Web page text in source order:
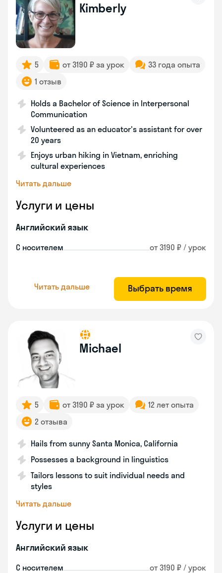
Kimberly
5 от 3190 ₽ за урок
33 года опыта
1 отзыв
Holds a Bachelor of Science in Interpersonal
Communication
Volunteered as an educator's assistant for over
20 years
Enjoys urban hiking in Vietnam, enriching
cultural experiences
Читать дальше
Услуги и цены
Английский язык
С носителем от 3190 ₽ / урок
Читать дальше Выбрать время
Michael
5 от 3190 ₽ за урок
12 лет опыта
2 отзыва
Hails from sunny Santa Monica, California
Possesses a background in linguistics
Tailors lessons to suit individual needs and
styles
Читать дальше
Услуги и цены
Английский язык
С носителем от 3190 ₽ / урок